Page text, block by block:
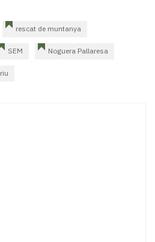
rescat de muntanya
SEM Noguera Pallaresa
riu